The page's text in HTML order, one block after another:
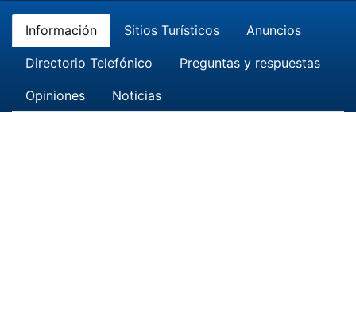
Información Sitios Turísticos Anuncios
Directorio Telefónico Preguntas y respuestas
Opiniones Noticias